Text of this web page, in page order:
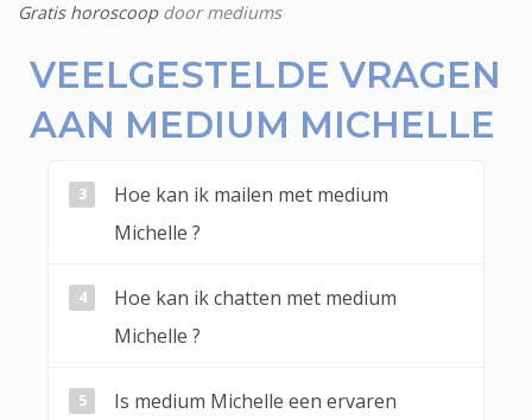
Gratis horoscoopdoor mediums
VEELGESTELDE VRAGEN
AAN MEDIUM MICHELLE
Hoe kan ik mailen met medium
Michelle ?
Hoe kan ik chatten met medium
Michelle ?
Is medium Michelle een ervaren